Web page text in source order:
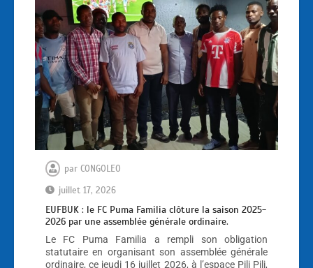
par CONGOLEO
juillet 17, 2026
EUFBUK : le FC Puma Familia clôture la saison 2025-
2026 par une assemblée générale ordinaire.
Le FC Puma Familia a rempli son obligation
statutaire en organisant son assemblée générale
ordinaire, ce jeudi 16 juillet 2026, à l’espace Pili Pili,